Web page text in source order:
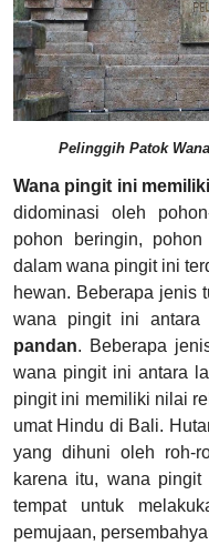
Pelinggih Patok
Wana pingit ini
didominasi oleh
pohon beringin,
dalam wana pingit ini
hewan. Beberapa jenis
wana pingit ini antara
pandan. Beberapa
wana pingit ini antara
pingit ini memiliki nilai
umat Hindu di Bali.
yang dihuni oleh roh-
karena itu, wana
tempat untuk
pemujaan,